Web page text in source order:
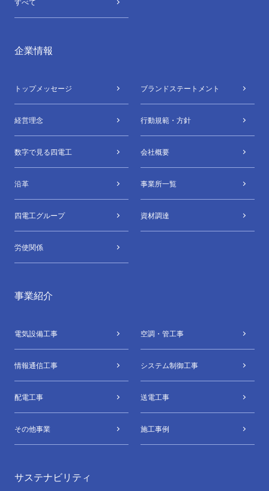
企業情報
トップメッセージ ブランドステートメント
経営理念 行動規範・方針
数字で⾒る四電⼯ 会社概要
沿革 事業所⼀覧
四電⼯グループ 資材調達
労使関係
事業紹介
電気設備⼯事 空調・管⼯事
情報通信⼯事 システム制御⼯事
配電⼯事 送電⼯事
その他事業 施工事例
サステナビリティ